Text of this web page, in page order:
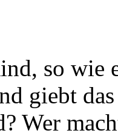
so wie
giebt
Wer